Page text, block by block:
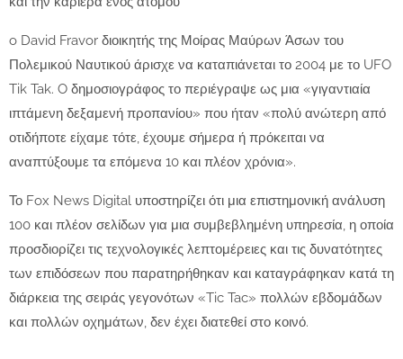
o David Fravor διοικητής της Μοίρας Μαύρων Άσων του
Πολεμικού Ναυτικού άρισχε να καταπιάνεται το 2004 με το UFO
Tik Tak. O δημοσιογράφος το περιέγραψε ως μια «γιγαντιαία
ιπτάμενη δεξαμενή προπανίου» που ήταν «πολύ ανώτερη από
οτιδήποτε είχαμε τότε, έχουμε σήμερα ή πρόκειται να
αναπτύξουμε τα επόμενα 10 και πλέον χρόνια».
Το Fox News Digital υποστηρίζει ότι μια επιστημονική ανάλυση
100 και πλέον σελίδων για μια συμβεβλημένη υπηρεσία, η οποία
προσδιορίζει τις τεχνολογικές λεπτομέρειες και τις δυνατότητες
των επιδόσεων που παρατηρήθηκαν και καταγράφηκαν κατά τη
διάρκεια της σειράς γεγονότων «Tic Tac» πολλών εβδομάδων
και πολλών οχημάτων, δεν έχει διατεθεί στο κοινό.